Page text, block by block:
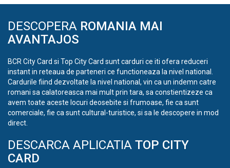
DESCOPERA ROMANIA MAI
AVANTAJOS
BCR City Card si Top City Card sunt carduri ce iti ofera reduceri
instant in reteaua de parteneri ce functioneaza la nivel national.
Cardurile fiind dezvoltate la nivel national, vin ca un indemn catre
romani sa calatoreasca mai mult prin tara, sa constientizeze ca
avem toate aceste locuri deosebite si frumoase, fie ca sunt
comerciale, fie ca sunt cultural-turistice, si sa le descopere in mod
direct.
DESCARCA APLICATIA TOP CITY
CARD